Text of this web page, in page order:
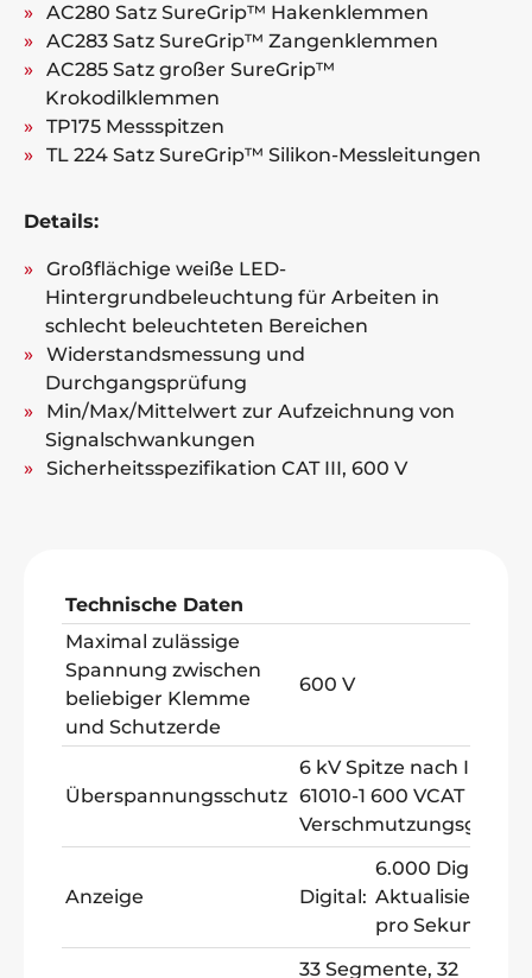
AC280 Satz SureGrip™ Hakenklemmen
AC283 Satz SureGrip™ Zangenklemmen
AC285 Satz großer SureGrip™
Krokodilklemmen
TP175 Messspitzen
TL 224 Satz SureGrip™ Silikon-Messleitungen
Details:
Großflächige weiße LED-
Hintergrundbeleuchtung für Arbeiten in
schlecht beleuchteten Bereichen
Widerstandsmessung und
Durchgangsprüfung
Min/Max/Mittelwert zur Aufzeichnung von
Signalschwankungen
Sicherheitsspezifikation CAT III, 600 V
Technische Daten
Maximal zulässige
Spannung zwischen
beliebiger Klemme
und Schutzerde
600 V
Überspannungsschutz
6 kV Spitze nach IEC
61010-1 600 VCAT III,
Verschmutzungsgrad 2
Anzeige Digital:
6.000 Digits, 4
pro Sekunde
33 Segmente, 32